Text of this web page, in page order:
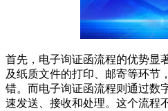
首先，电子询证函流程的优势显
及纸质文件的打印、邮寄等环节
错。而电子询证函流程则通过数
速发送、接收和处理。这个流程